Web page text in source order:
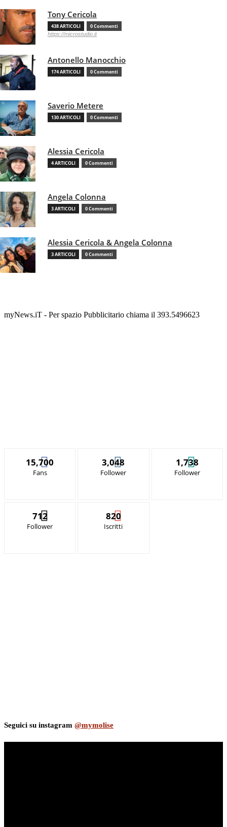
Tony Cericola
438 ARTICOLI 0 Commenti
https://microstudio.it
Antonello Manocchio
174 ARTICOLI 0 Commenti
Saverio Metere
130 ARTICOLI 0 Commenti
Alessia Cericola
4 ARTICOLI 0 Commenti
Angela Colonna
3 ARTICOLI 0 Commenti
Alessia Cericola & Angela Colonna
3 ARTICOLI 0 Commenti
myNews.iT - Per spazio Pubblicitario chiama il 393.5496623
15,700
Fans
3,048
Follower
1,738
Follower
712
Follower
820
Iscritti
Seguici su instagram @mymolise